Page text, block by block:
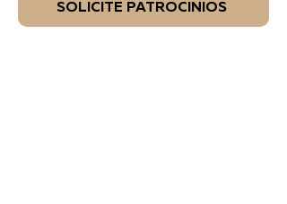
SOLICITE PATROCÍNIOS